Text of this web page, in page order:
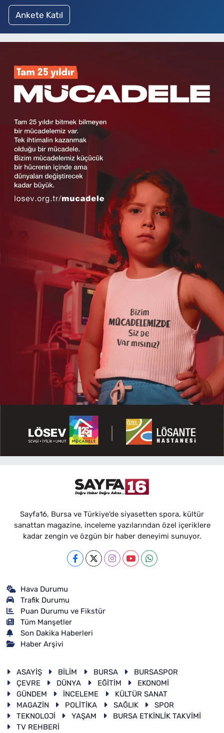
Ankete Katıl
Sayfa16, Bursa ve Türkiye'de siyasetten spora, kültür
sanattan magazine, inceleme yazılarından özel içeriklere
kadar zengin ve özgün bir haber deneyimi sunuyor.
Hava Durumu
Trafik Durumu
Puan Durumu ve Fikstür
Tüm Manşetler
Son Dakika Haberleri
Haber Arşivi
ASAYİŞ BİLİM BURSA
BURSASPOR
ÇEVRE
DÜNYA EĞİTİM
EKONOMİ
GÜNDEM
İNCELEME
KÜLTÜR SANAT
MAGAZİN
POLİTİKA SAĞLIK
SPOR
TEKNOLOJİ
YAŞAM
BURSA ETKİNLİK TAKVİMİ
TV REHBERİ